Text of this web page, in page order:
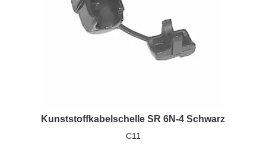
Kunststoffkabelschelle SR 6N-4 Schwarz
C11